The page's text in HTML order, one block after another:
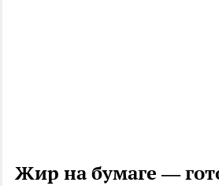
Жир на бумаге —